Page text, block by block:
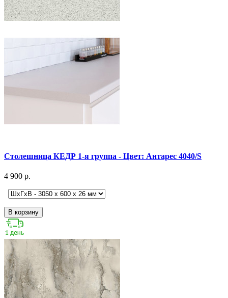
Столешница КЕДР 1-я группа - Цвет: Антарес 4040/S
4 900 р.
В корзину